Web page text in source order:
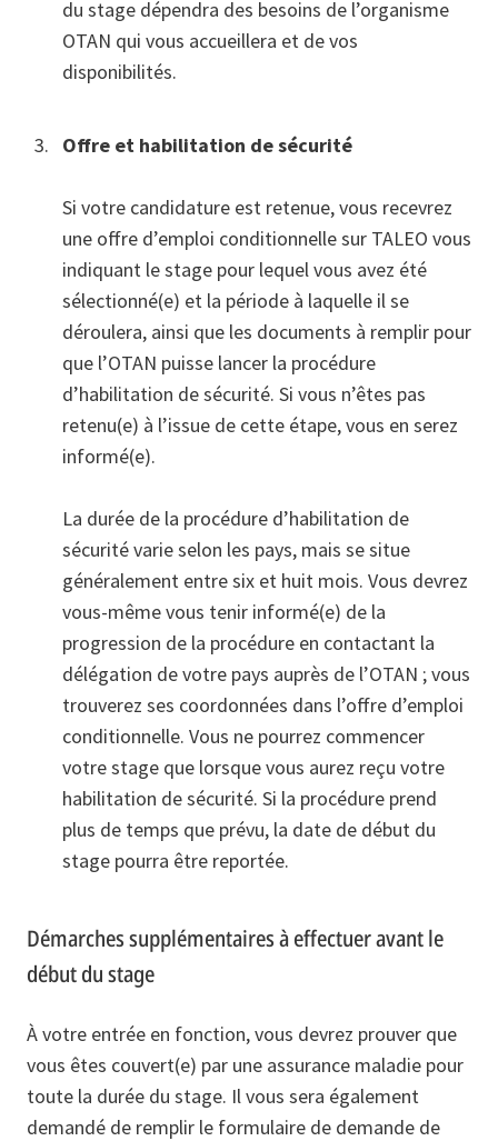
du stage dépendra des besoins de l’organisme
OTAN qui vous accueillera et de vos
disponibilités.
Offre et habilitation de sécurité
Si votre candidature est retenue, vous recevrez
une offre d’emploi conditionnelle sur TALEO vous
indiquant le stage pour lequel vous avez été
sélectionné(e) et la période à laquelle il se
déroulera, ainsi que les documents à remplir pour
que l’OTAN puisse lancer la procédure
d’habilitation de sécurité. Si vous n’êtes pas
retenu(e) à l’issue de cette étape, vous en serez
informé(e).
La durée de la procédure d’habilitation de
sécurité varie selon les pays, mais se situe
généralement entre six et huit mois. Vous devrez
vous-même vous tenir informé(e) de la
progression de la procédure en contactant la
délégation de votre pays auprès de l’OTAN ; vous
trouverez ses coordonnées dans l’offre d’emploi
conditionnelle. Vous ne pourrez commencer
votre stage que lorsque vous aurez reçu votre
habilitation de sécurité. Si la procédure prend
plus de temps que prévu, la date de début du
stage pourra être reportée.
Démarches supplémentaires à effectuer avant le
début du stage
À votre entrée en fonction, vous devrez prouver que
vous êtes couvert(e) par une assurance maladie pour
toute la durée du stage. Il vous sera également
demandé de remplir le formulaire de demande de